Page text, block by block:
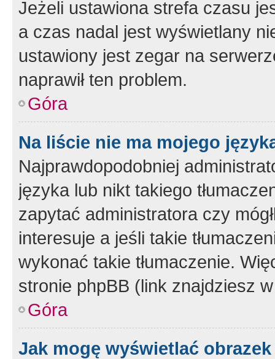
Jeżeli ustawiona strefa czasu
a czas nadal jest wyświetlany
ustawiony jest zegar na
naprawił ten problem.
Góra
Na liście nie ma mojego
Najprawdopodobniej
języka lub nikt takiego
zapytać administratora czy
interesuje a jeśli takie
wykonać takie tłumaczenie.
stronie phpBB (link znajdziesz
Góra
Jak mogę wyświetlać